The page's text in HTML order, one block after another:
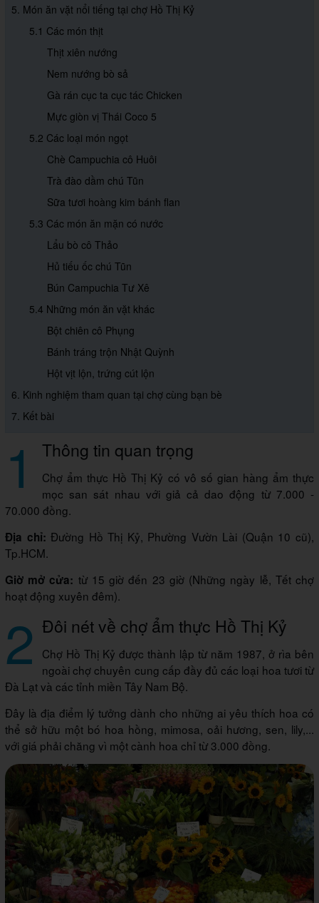
5. Món ăn vặt nổi tiếng tại chợ Hồ Thị Kỷ
5.1 Các món thịt
Thịt xiên nướng
Nem nướng bò sả
Gà rán cục ta cục tác Chicken
Mực giòn vị Thái Coco 5
5.2 Các loại món ngọt
Chè Campuchia cô Huôi
Trà đào dầm chú Tũn
Sữa tươi hoàng kim bánh flan
5.3 Các món ăn mặn có nước
Lẩu bò cô Thảo
Hủ tiếu ốc chú Tũn
Bún Campuchia Tư Xê
5.4 Những món ăn vặt khác
Bột chiên cô Phụng
Bánh tráng trộn Nhật Quỳnh
Hột vịt lộn, trứng cút lộn
6. Kinh nghiệm tham quan tại chợ cùng bạn bè
7. Kết bài
1 Thông tin quan trọng
Chợ ẩm thực Hồ Thị Kỷ có vô số gian hàng ẩm thực
mọc san sát nhau với giả cả dao động từ 7.000 -
70.000 đồng.
Địa chỉ: Đường Hồ Thị Kỷ, Phường Vườn Lài (Quận 10 cũ),
Tp.HCM.
Giờ mở cửa: từ 15 giờ đến 23 giờ (Những ngày lễ, Tết chợ
hoạt động xuyên đêm).
2 Đôi nét về chợ ẩm thực Hồ Thị Kỷ
Chợ Hồ Thị Kỷ được thành lập từ năm 1987, ở rìa bên
ngoài chợ chuyên cung cấp đầy đủ các loại hoa tươi từ
Đà Lạt và các tỉnh miền Tây Nam Bộ.
Đây là địa điểm lý tưởng dành cho những ai yêu thích hoa có
thể sở hữu một bó hoa hồng, mimosa, oải hương, sen, lily,...
với giá phải chăng vì một cành hoa chỉ từ 3.000 đồng.